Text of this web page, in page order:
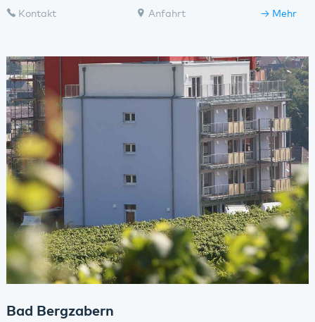
Kontakt Anfahrt Mehr
Bad Bergzabern